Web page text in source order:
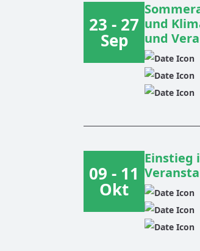
23 - 27
Sep
und
und
09 - 11
Okt
Einstieg